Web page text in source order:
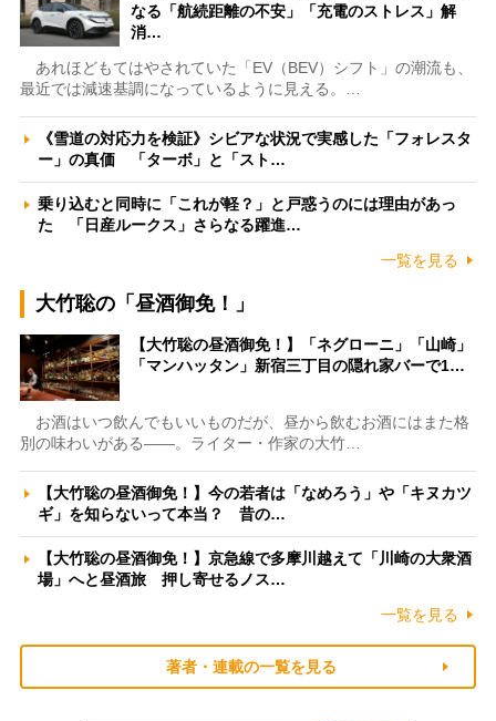
なる「航続距離の不安」「充電のストレス」解
消…
あれほどもてはやされていた「EV（BEV）シフト」の潮流も、
最近では減速基調になっているように見える。…
《雪道の対応力を検証》シビアな状況で実感した「フォレスタ
ー」の真価 「ターボ」と「スト…
乗り込むと同時に「これが軽？」と戸惑うのには理由があっ
た 「日産ルークス」さらなる躍進…
一覧を見る
大竹聡の「昼酒御免！」
【大竹聡の昼酒御免！】「ネグローニ」「山崎」
「マンハッタン」新宿三丁目の隠れ家バーで1…
お酒はいつ飲んでもいいものだが、昼から飲むお酒にはまた格
別の味わいがある――。ライター・作家の大竹…
【大竹聡の昼酒御免！】今の若者は「なめろう」や「キヌカツ
ギ」を知らないって本当？ 昔の…
【大竹聡の昼酒御免！】京急線で多摩川越えて「川崎の大衆酒
場」へと昼酒旅 押し寄せるノス…
一覧を見る
著者・連載の一覧を見る